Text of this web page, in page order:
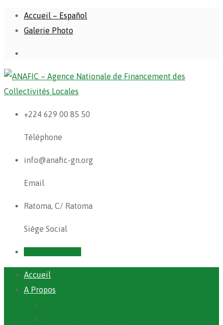
Accueil – Español
Galerie Photo
+224 629 00 85 50
Téléphone
info@anafic-gn.org
Email
Ratoma, C/ Ratoma
Siège Social
Accueil
A Propos